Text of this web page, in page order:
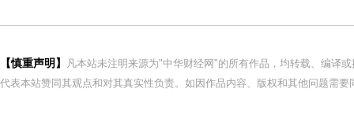
【慎重声明】
凡本站未注明来源为"中华财经网"的所有作品，均转载、编译
代表本站赞同其观点和对其真实性负责。如因作品内容、版权和其他问题需